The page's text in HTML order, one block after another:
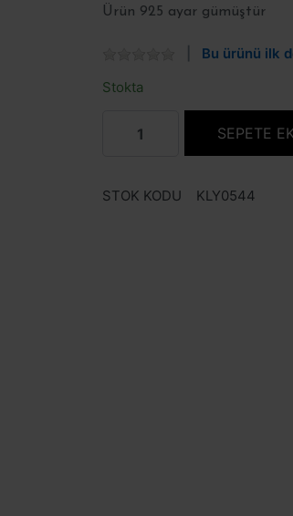
Ürün 925 ayar gümüştür
Bu ürünü ilk
Stokta
SEPETE
STOK KODU KLY0544